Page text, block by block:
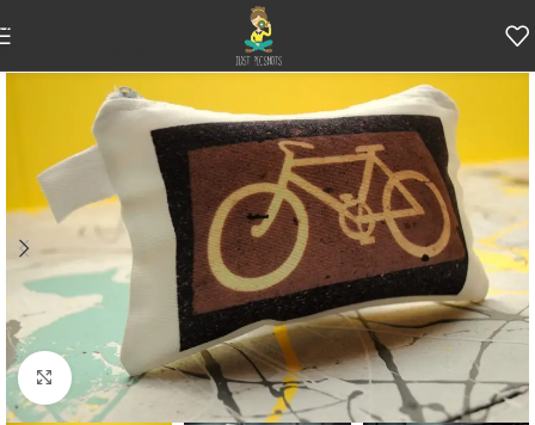
Skip to navigation
Skip to main content
Κάντε κλικ για μεγέθυνση